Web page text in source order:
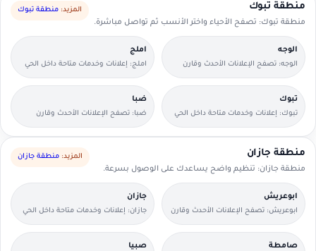
منطقة تبوك
منطقة تبوك: تصفح الأحياء واختر الأنسب ثم تواصل مباشرة.
المزيد: منطقة تبوك
الوجه
الوجه: تصفح الإعلانات الأحدث وقارن
التفاصيل بسرعة.
املج
املج: إعلانات وخدمات متاحة داخل الحي
مع وسائل تواصل مباشرة.
تبوك
تبوك: إعلانات وخدمات متاحة داخل الحي
مع وسائل تواصل مباشرة.
ضبا
ضبا: تصفح الإعلانات الأحدث وقارن
التفاصيل بسرعة.
منطقة جازان
منطقة جازان: تنظيم واضح يساعدك على الوصول بسرعة.
المزيد: منطقة جازان
ابوعريش
ابوعريش: تصفح الإعلانات الأحدث وقارن
التفاصيل بسرعة.
جازان
جازان: إعلانات وخدمات متاحة داخل الحي
مع وسائل تواصل مباشرة.
صامطة صبيا